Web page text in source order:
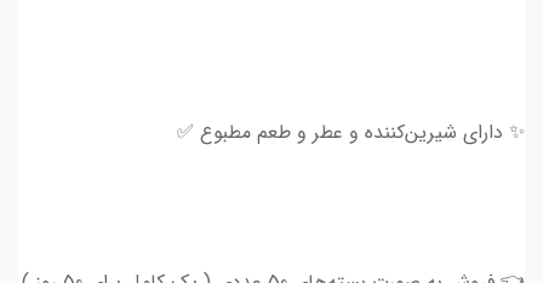
✨ دارای شیرین‌کننده و عطر و طعم مطبوع ✅